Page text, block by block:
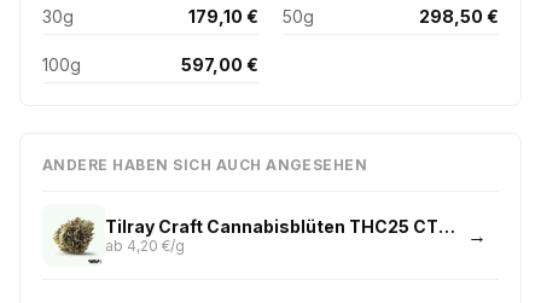
30g 179,10 € 50g 298,50 €
100g 597,00 €
ANDERE HABEN SICH AUCH ANGESEHEN
Tilray Craft Cannabisblüten THC25 CTB Cactus Breath
ab 4,20 €/g